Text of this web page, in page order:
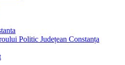
Politic Județean Constanța